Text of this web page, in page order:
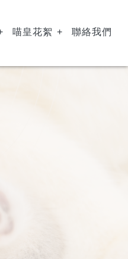
喵皇花絮 聯絡我們